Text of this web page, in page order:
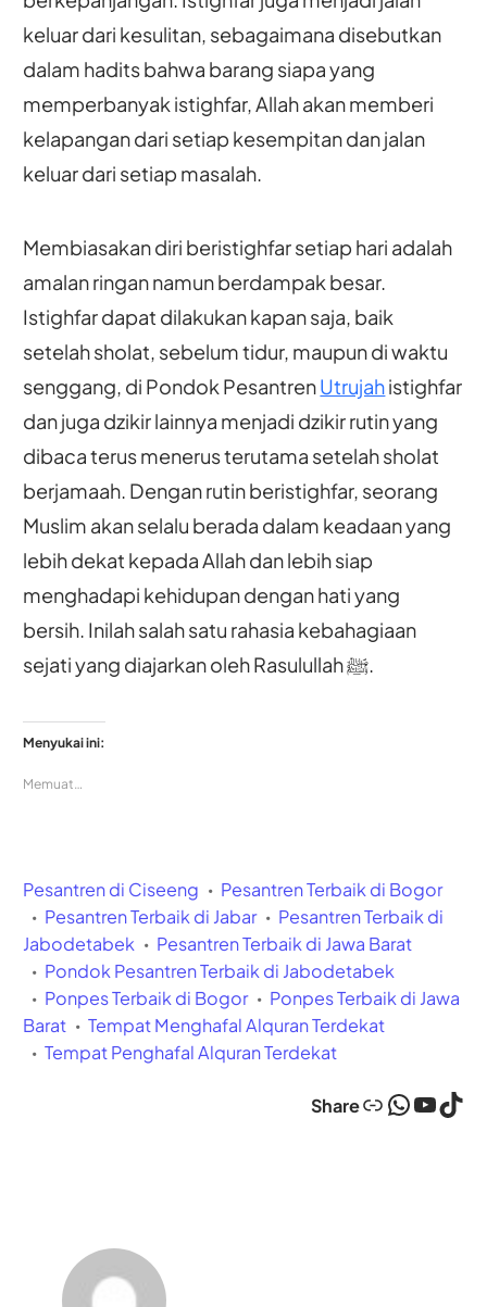
keluar dari kesulitan, sebagaimana disebutkan
dalam hadits bahwa barang siapa yang
memperbanyak istighfar, Allah akan memberi
kelapangan dari setiap kesempitan dan jalan
keluar dari setiap masalah.
Membiasakan diri beristighfar setiap hari adalah
amalan ringan namun berdampak besar.
Istighfar dapat dilakukan kapan saja, baik
setelah sholat, sebelum tidur, maupun di waktu
senggang, di Pondok PesantrenUtrujahistighfar
dan juga dzikir lainnya menjadi dzikir rutin yang
dibaca terus menerus terutama setelah sholat
berjamaah. Dengan rutin beristighfar, seorang
Muslim akan selalu berada dalam keadaan yang
lebih dekat kepada Allah dan lebih siap
menghadapi kehidupan dengan hati yang
bersih. Inilah salah satu rahasia kebahagiaan
sejati yang diajarkan oleh Rasulullah ﷺ.
Menyukai ini:
Memuat…
Pesantren di Ciseeng Pesantren Terbaik di Bogor
Pesantren Terbaik di Jabar
Pesantren Terbaik di
Jabodetabek
Pesantren Terbaik di Jawa Barat
Pondok Pesantren Terbaik di Jabodetabek
Ponpes Terbaik di Bogor
Ponpes Terbaik di Jawa
Barat
Tempat Menghafal Alquran Terdekat
Tempat Penghafal Alquran Terdekat
ShareLink WhatsApp YouTube TikTok